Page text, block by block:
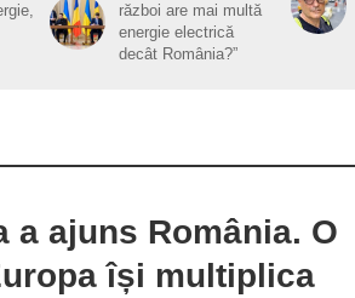
război are mai multă
energie electrică
decât România?”
a ajuns România. O
își multiplica